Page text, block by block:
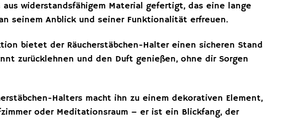
widerstandsfähigem Material gefertigt, das eine lange
seinem Anblick und seiner Funktionalität erfreuen.
bietet der Räucherstäbchen-Halter einen sicheren Stand
zurücklehnen und den Duft genießen, ohne dir Sorgen
Halters macht ihn zu einem dekorativen Element,
oder Meditationsraum – er ist ein Blickfang, der